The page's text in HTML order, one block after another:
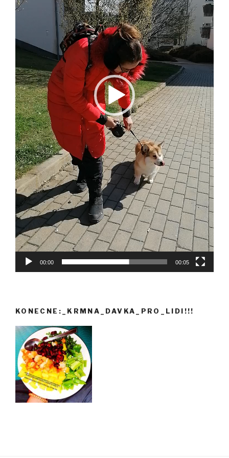
00:00 00:05
KONECNE:_KRMNA_DAVKA_PRO_LIDI!!!